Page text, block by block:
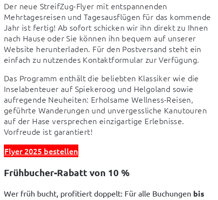
Der neue StreifZug-Flyer mit entspannenden
Mehrtagesreisen und Tagesausflügen für das kommende
Jahr ist fertig! Ab sofort schicken wir ihn direkt zu Ihnen
nach Hause oder Sie können ihn bequem auf unserer
Website herunterladen. Für den Postversand steht ein
einfach zu nutzendes Kontaktformular zur Verfügung.
Das Programm enthält die beliebten Klassiker wie die
Inselabenteuer auf Spiekeroog und Helgoland sowie
aufregende Neuheiten: Erholsame Wellness-Reisen,
geführte Wanderungen und unvergessliche Kanutouren
auf der Hase versprechen einzigartige Erlebnisse.
Vorfreude ist garantiert!
Flyer 2025 bestellen
Frühbucher-Rabatt von 10 %
Wer früh bucht, profitiert doppelt: Für alle Buchungen bis